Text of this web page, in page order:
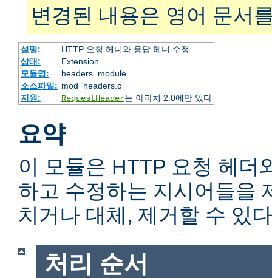
변경된 내용은 영어 문서
설명:
HTTP 요청 헤더와 응답 헤더 수정
상태:
Extension
모듈명:
headers_module
소스파일: mod_headers.c
지원:
RequestHeader는 아파치 2.0에만 있다
요약
이 모듈은 HTTP 요청 헤더
하고 수정하는 지시어들을
치거나 대체, 제거할 수 있
처리 순서